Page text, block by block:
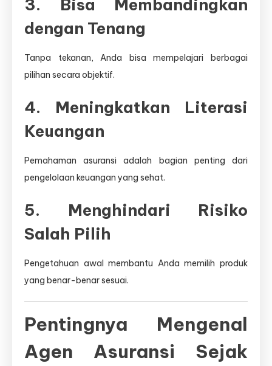
3. Bisa Membandingkan
dengan Tenang
Tanpa tekanan, Anda bisa mempelajari berbagai
pilihan secara objektif.
4. Meningkatkan Literasi
Keuangan
Pemahaman asuransi adalah bagian penting dari
pengelolaan keuangan yang sehat.
5. Menghindari Risiko
Salah Pilih
Pengetahuan awal membantu Anda memilih produk
yang benar-benar sesuai.
Pentingnya Mengenal
Agen Asuransi Sejak